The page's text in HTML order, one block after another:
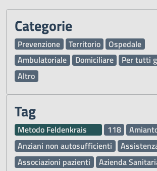
Categorie
Prevenzione Territorio
Ospedale
Ambulatoriale
Domiciliare
Per tutti
Altro
Tag
Metodo Feldenkrais 118
Anziani non autosufficienti
Associazioni pazienti
Azienda